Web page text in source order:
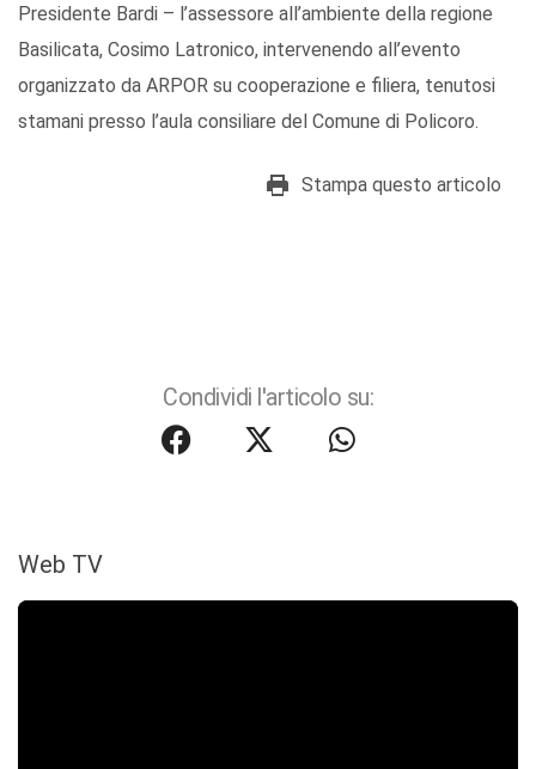
Presidente Bardi – l’assessore all’ambiente della regione
Basilicata, Cosimo Latronico, intervenendo all’evento
organizzato da ARPOR su cooperazione e filiera, tenutosi
stamani presso l’aula consiliare del Comune di Policoro.
Stampa questo articolo
Condividi l'articolo su:
Web TV